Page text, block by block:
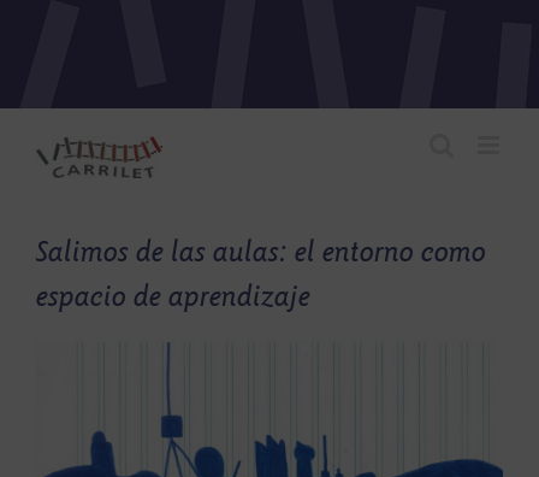
Salimos de las aulas: el entorno como
espacio de aprendizaje